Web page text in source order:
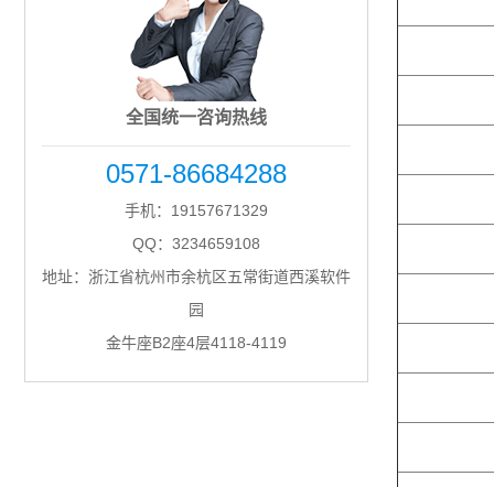
全国统一咨询热线
0571-86684288
手机：19157671329
QQ：3234659108
地址：浙江省杭州市余杭区五常街道西溪软件
园
金牛座B2座4层4118-4119